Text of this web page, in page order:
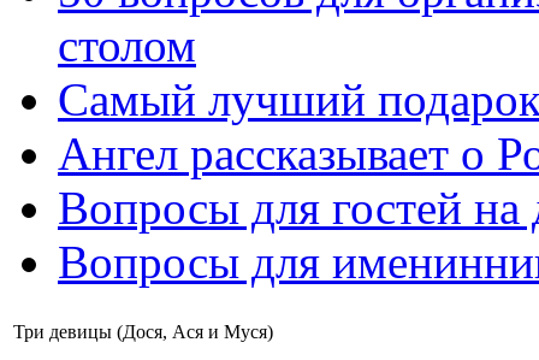
столом
Самый лучший
Ангел рассказывает о
Вопросы для гостей
Вопросы для
Три девицы (Дося, Ася и Муся)